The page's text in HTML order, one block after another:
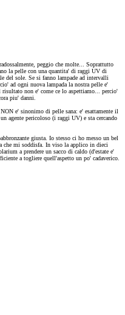
peggio che molte... Soprattutto
la pelle con una quantita' di raggi UV di
del sole. Se si fanno lampade ad intervalli
ad ogni nuova lampada la nostra pelle e'
non e' come ce lo aspettiamo... percio'
piu' danni.
e' sinonimo di pelle sana: e' esattamente il
agente pericoloso (i raggi UV) e sta cercando
giusta. Io stesso ci ho messo un bel
che mi soddisfa. In viso la applico in dieci
a prendere un sacco di caldo (d'estate e'
a togliere quell'aspetto un po' cadaverico.